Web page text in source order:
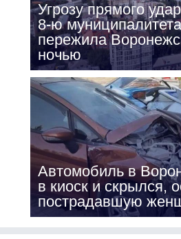
Угрозу прямого
8-ю
пережила
ночью
Автомобиль в
в киоск и скрылся,
пострадавшую